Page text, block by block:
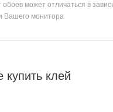
обоев может отличаться в
Вашего монитора
купить клей